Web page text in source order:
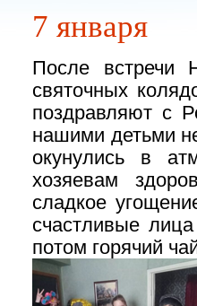
7 января
После встречи
святочных
поздравляют с
нашими детьми
окунулись в
хозяевам
сладкое
счастливые
потом горячий